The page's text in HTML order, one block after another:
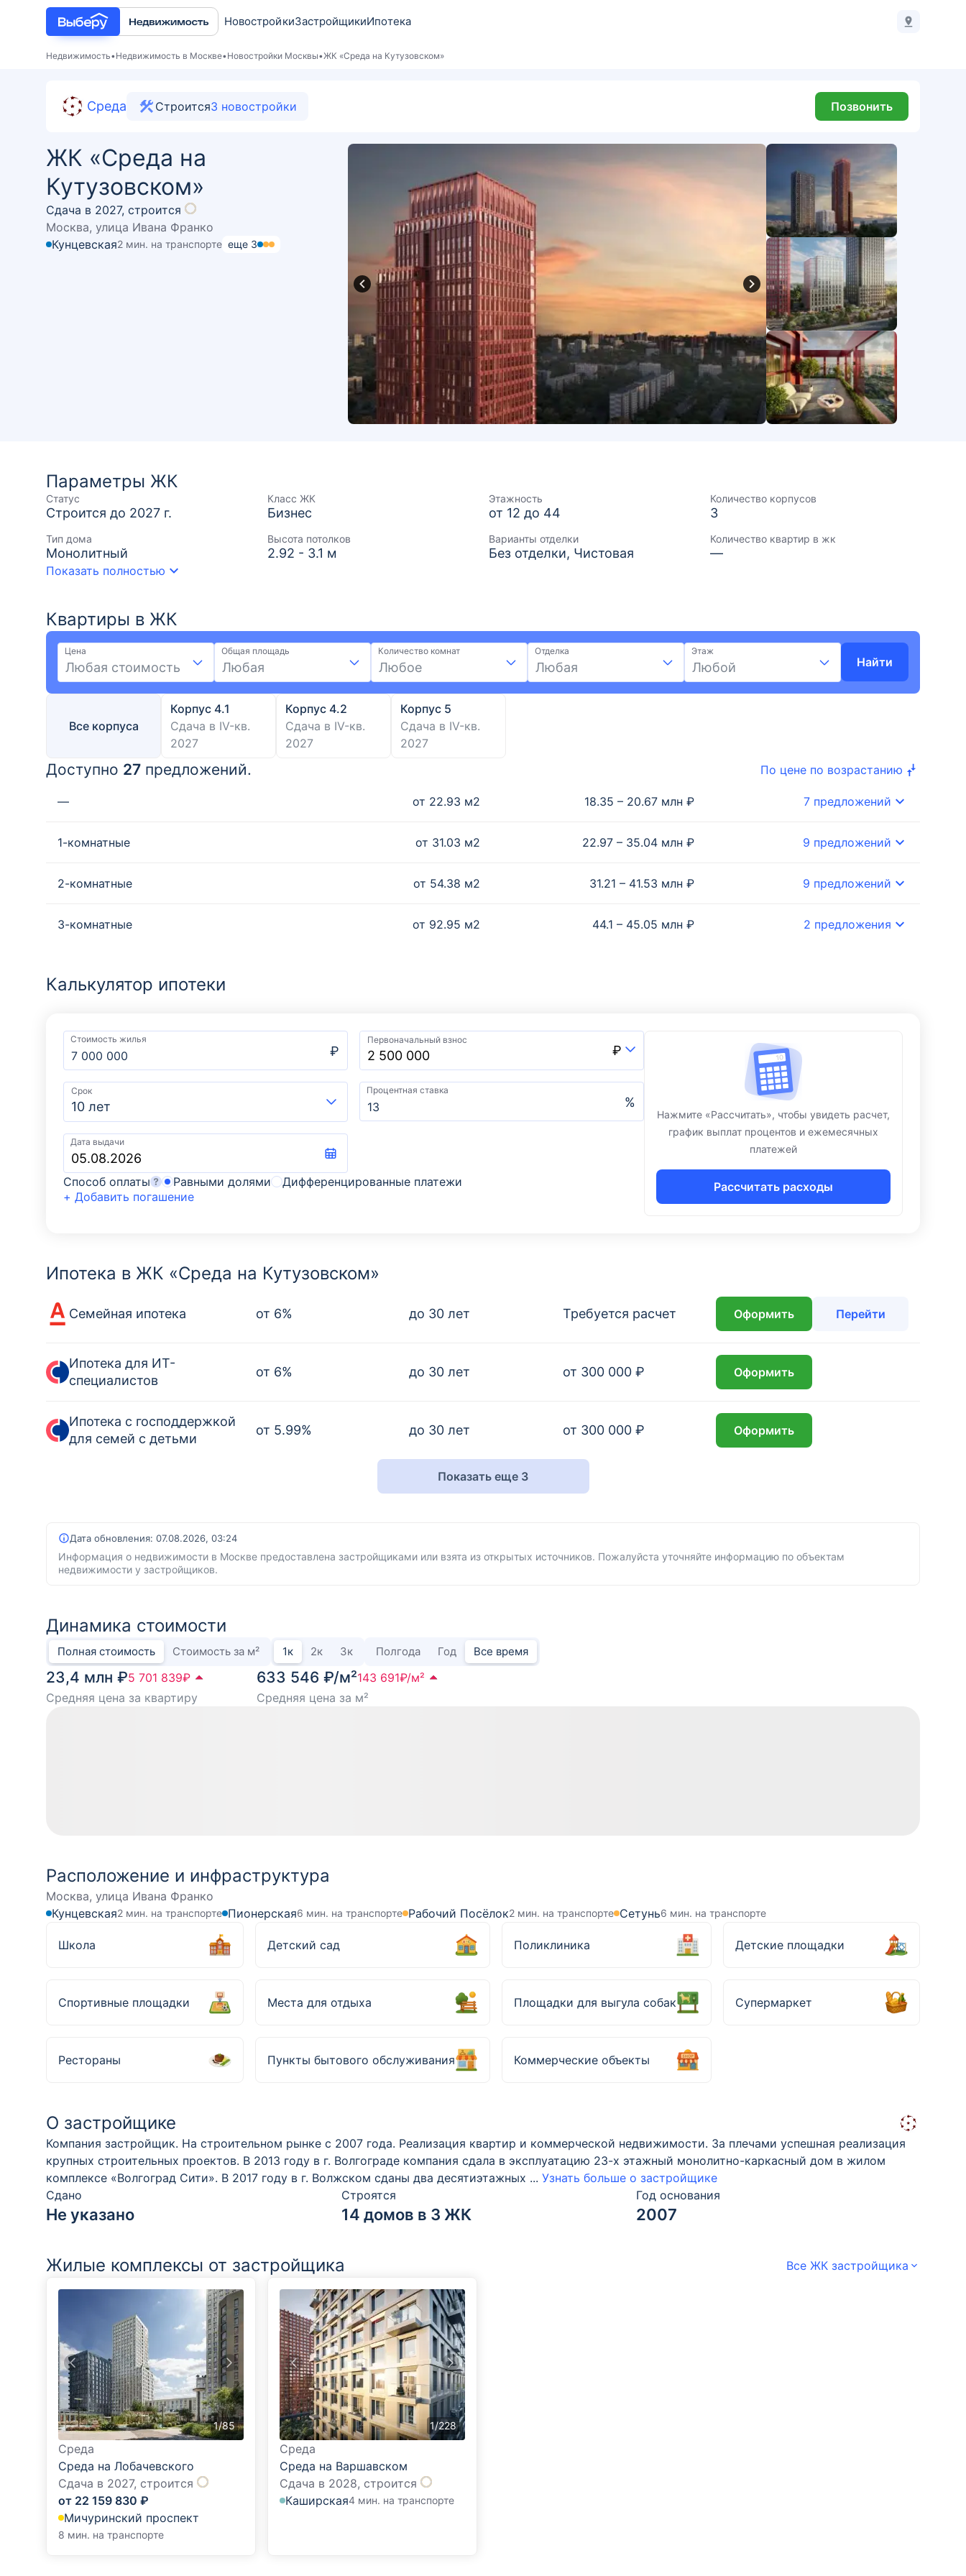
НовостройкиЗастройщикиИпотека
Недвижимость Недвижимость в Москве Новостройки Москвы ЖК «Среда на Кутузовском»
Среда Строится3 новостройки Позвонить
ЖК «Среда на
Кутузовском»
Сдача в 2027, строится
Москва, улица Ивана Франко
Кунцевская2 мин. на транспорте еще 3
Параметры ЖК
Статус
Строится до 2027 г.
Класс ЖК
Бизнес
Этажность
от 12 до 44
Количество корпусов
3
Тип дома
Монолитный
Высота потолков
2.92 - 3.1 м
Варианты отделки
Без отделки, Чистовая
Количество квартир в жк
—
Показать полностью
Квартиры в ЖК
Цена
Любая стоимость
Общая площадь
Любая
Количество комнат
Любое
Отделка
Любая
Этаж
Любой Найти
Все корпуса
Корпус 4.1
Сдача в IV-кв.
2027
Корпус 4.2
Сдача в IV-кв.
2027
Корпус 5
Сдача в IV-кв.
2027
Доступно 27 предложений. По цене по возрастанию
— от 22.93 м2 18.35 – 20.67 млн ₽ 7 предложений
1-комнатные от 31.03 м2 22.97 – 35.04 млн ₽ 9 предложений
2-комнатные от 54.38 м2 31.21 – 41.53 млн ₽ 9 предложений
3-комнатные от 92.95 м2 44.1 – 45.05 млн ₽ 2 предложения
Калькулятор ипотеки
Стоимость жилья
₽
Первоначальный взнос
₽
Срок
10 лет
Процентная ставка
%
Дата выдачи
Способ оплаты Равными долями
Дифференцированные платежи
+ Добавить погашение
Нажмите «Рассчитать», чтобы увидеть расчет,
график выплат процентов и ежемесячных
платежей
Рассчитать расходы
Ипотека в ЖК «Среда на Кутузовском»
Семейная ипотека от 6% до 30 лет Требуется расчет Оформить Перейти
Ипотека для ИТ-
специалистов
от 6% до 30 лет от 300 000 ₽ Оформить
Ипотека с господдержкой
для семей с детьми
от 5.99% до 30 лет от 300 000 ₽ Оформить
Показать еще 3
Дата обновления: 07.08.2026, 03:24
Информация о недвижимости в Москве предоставлена застройщиками или взята из открытых источников. Пожалуйста уточняйте информацию по объектам
недвижимости у застройщиков.
Динамика стоимости
Полная стоимость Стоимость за м² 1к 2к 3к Полгода Год Все время
23,4 млн ₽5 701 839₽
Средняя цена за квартиру
633 546 ₽/м²143 691₽/м²
Средняя цена за м²
Расположение и инфраструктура
Москва, улица Ивана Франко
Кунцевская2 мин. на транспорте Пионерская6 мин. на транспорте Рабочий Посёлок2 мин. на транспорте Сетунь6 мин. на транспорте
Школа Детский сад Поликлиника Детские площадки
Спортивные площадки Места для отдыха Площадки для выгула собак Супермаркет
Рестораны Пункты бытового обслуживания Коммерческие объекты
О застройщике
Компания застройщик. На строительном рынке с 2007 года. Реализация квартир и коммерческой недвижимости. За плечами успешная реализация
крупных строительных проектов. В 2013 году в г. Волгограде компания сдала в эксплуатацию 23-х этажный монолитно-каркасный дом в жилом
комплексе «Волгоград Сити». В 2017 году в г. Волжском сданы два десятиэтажных ... Узнать больше о застройщике
Сдано
Не указано
Строятся
14 домов в 3 ЖК
Год основания
2007
Жилые комплексы от застройщика Все ЖК застройщика
1/85
Среда
Среда на Лобачевского
Сдача в 2027, строится
от 22 159 830 ₽
Мичуринский проспект
8 мин. на транспорте
1/228
Среда
Среда на Варшавском
Сдача в 2028, строится
Каширская4 мин. на транспорте